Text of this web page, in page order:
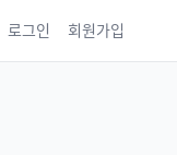
로그인 회원가입